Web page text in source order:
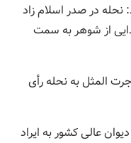
نحله در صدر اسلام زاد
از شوهر به سمت
المثل به نحله رأی
عالی کشور به ایراد